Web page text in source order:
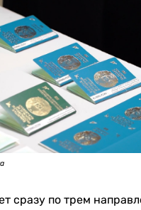
сразу по трем